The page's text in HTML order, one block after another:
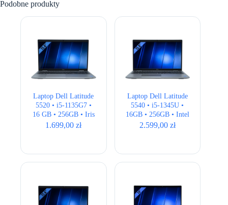
Podobne produkty
Laptop Dell Latitude
5520 • i5-1135G7 •
16 GB • 256GB • Iris
Xe • 15,6 ” Full HD •
1.699,00zł
Laptop Dell Latitude
5540 • i5-1345U •
16GB • 256GB • Intel
UHD • 15,6″ Full HD
2.599,00 zł